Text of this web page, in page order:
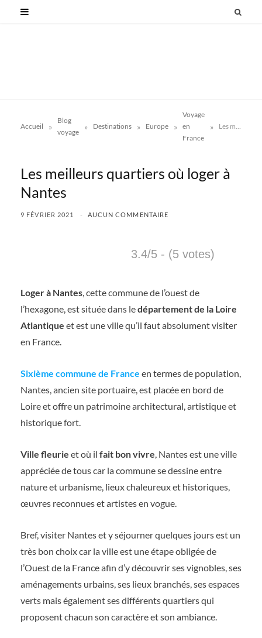
Accueil »
Blog
voyage
» Destinations » Europe »
Voyage
en
France
» Les meilleurs quartiers où loger à Nantes
Les meilleurs quartiers où loger à
Nantes
9 FÉVRIER 2021 AUCUN COMMENTAIRE
3.4/5 - (5 votes)
Loger à Nantes, cette commune de l’ouest de
l’hexagone, est située dans ledépartement de la Loire
Atlantique et est une ville qu’il faut absolument visiter
en France.
Sixième commune de France en termes de population,
Nantes, ancien site portuaire, est placée en bord de
Loire et offre un patrimoine architectural, artistique et
historique fort.
Ville fleurie et où il fait bon vivre, Nantes est une ville
appréciée de tous car la commune se dessine entre
nature et urbanisme, lieux chaleureux et historiques,
œuvres reconnues et artistes en vogue.
Bref, visiter Nantes et y séjourner quelques jours est un
très bon choix car la ville est une étape obligée de
l’Ouest de la France afin d’y découvrir ses vignobles, ses
aménagements urbains, ses lieux branchés, ses espaces
verts mais également ses différents quartiers qui
proposent chacun son caractère et son ambiance.